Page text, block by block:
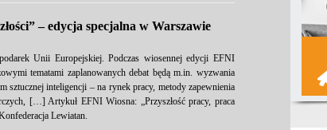
– edycja specjalna w Warszawie
Unii Europejskiej. Podczas wiosennej edycji EFNI
tematami zaplanowanych debat będą m.in. wyzwania
inteligencji – na rynek pracy, metody zapewnienia
[…] Artykuł EFNI Wiosna: „Przyszłość pracy, praca
Lewiatan.